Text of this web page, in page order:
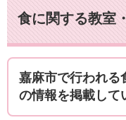
食に関する教室
嘉麻市で行われる
の情報を掲載して